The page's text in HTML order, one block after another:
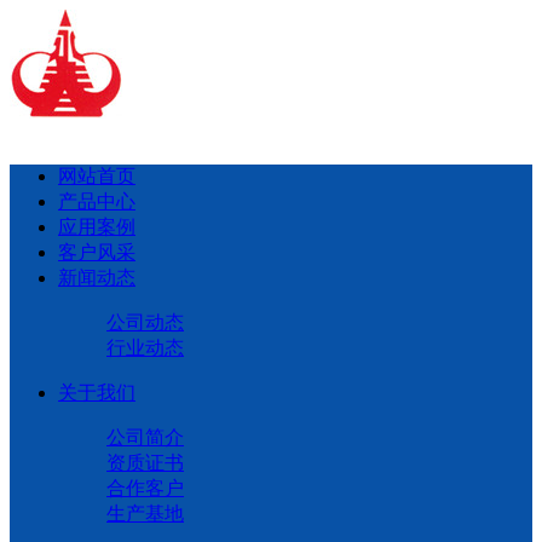
网站首页
产品中心
应用案例
客户风采
新闻动态
公司动态
行业动态
关于我们
公司简介
资质证书
合作客户
生产基地